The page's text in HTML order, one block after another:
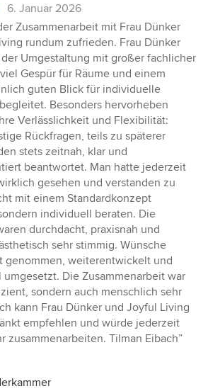
6. Januar 2026
Zusammenarbeit mit Frau Dünker
rundum zufrieden. Frau Dünker
Umgestaltung mit großer fachlicher
Gespür für Räume und einem
guten Blick für individuelle
Besonders hervorheben
Verlässlichkeit und Flexibilität:
Rückfragen, teils zu späterer
stets zeitnah, klar und
beantwortet. Man hatte jederzeit
gesehen und verstanden zu
mit einem Standardkonzept
individuell beraten. Die
durchdacht, praxisnah und
sehr stimmig. Wünsche
genommen, weiterentwickelt und
umgesetzt. Die Zusammenarbeit war
sondern auch menschlich sehr
kann Frau Dünker und Joyful Living
empfehlen und würde jederzeit
zusammenarbeiten. Tilman Eibach”